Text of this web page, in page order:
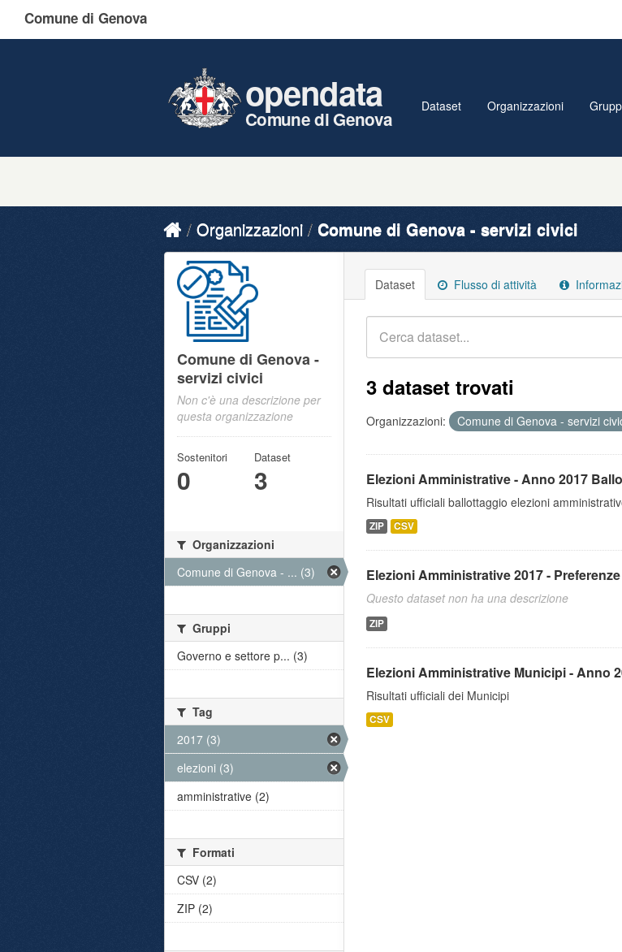
Comune di Genova
opendata
Comune di Genova
Dataset Organizzazioni
Organizzazioni Comune di Genova - servizi civici
Dataset Flusso di attività
3 dataset trovati
Organizzazioni: Comune di Genova - servizi
Elezioni Amministrative - Anno 2017
Risultati ufficiali ballottaggio elezioni
ZIP CSV
Elezioni Amministrative 2017 -
Questo dataset non ha una descrizione
ZIP
Elezioni Amministrative Municipi - Anno
Risultati ufficiali dei Municipi
CSV
Comune di Genova -
servizi civici
Non c'è una descrizione per
questa organizzazione
Sostenitori
0
Dataset
3
Organizzazioni
Comune di Genova - ... (3)
Gruppi
Governo e settore p... (3)
Tag
2017 (3)
elezioni (3)
amministrative (2)
Formati
CSV (2)
ZIP (2)